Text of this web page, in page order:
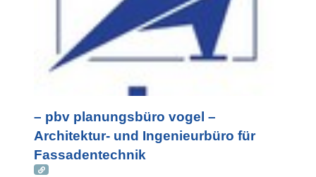
– pbv planungsbüro vogel –
Architektur- und Ingenieurbüro für
Fassadentechnik